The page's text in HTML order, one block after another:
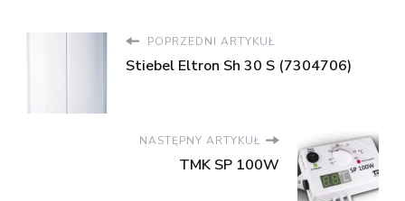
POPRZEDNI ARTYKUŁ
Stiebel Eltron Sh 30 S (7304706)
NASTĘPNY ARTYKUŁ
TMK SP 100W